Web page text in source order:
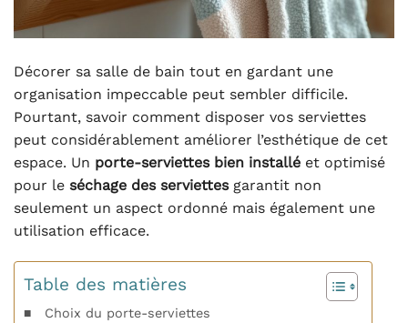
Décorer sa salle de bain tout en gardant une
organisation impeccable peut sembler difficile.
Pourtant, savoir comment disposer vos serviettes
peut considérablement améliorer l’esthétique de cet
espace. Un porte-serviettes bien installé et optimisé
pour le séchage des serviettesgarantit non
seulement un aspect ordonné mais également une
utilisation efficace.
Table des matières
Choix du porte-serviettes